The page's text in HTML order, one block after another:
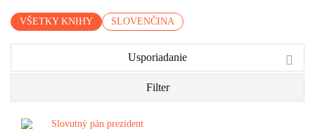
VŠETKY KNIHY SLOVENČINA
Usporiadanie
Filter